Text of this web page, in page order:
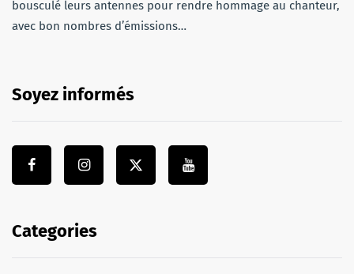
bousculé leurs antennes pour rendre hommage au chanteur,
avec bon nombres d’émissions…
Soyez informés
Categories